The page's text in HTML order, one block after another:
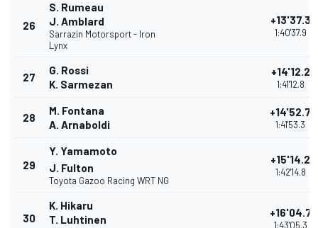
26
S. Rumeau
J. Amblard
Sarrazin Motorsport - Iron
Lynx
+13'37.3
1:40'37.9
27
G. Rossi
K. Sarmezan
+14'12.2
1:41'12.8
28
M. Fontana
A. Arnaboldi
+14'52.7
1:41'53.3
29
Y. Yamamoto
J. Fulton
Toyota Gazoo Racing WRT NG
+15'14.2
1:42'14.8
30
K. Hikaru
T. Luhtinen
+16'04.7
1:43'05.3